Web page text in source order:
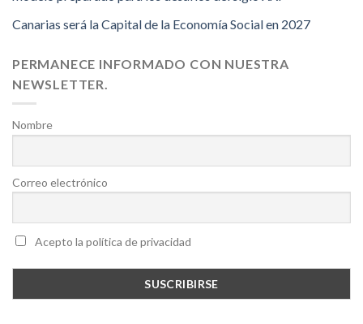
Canarias será la Capital de la Economía Social en 2027
PERMANECE INFORMADO CON NUESTRA
NEWSLETTER.
Nombre
Correo electrónico
Acepto la política de privacidad